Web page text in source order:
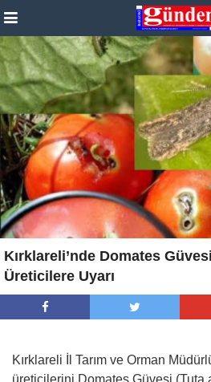
Kırklareli’nde Domates
Üreticilere Uyarı
Kırklareli İl Tarım ve Orman
üreticilerini Domates Güvesi (Tuta